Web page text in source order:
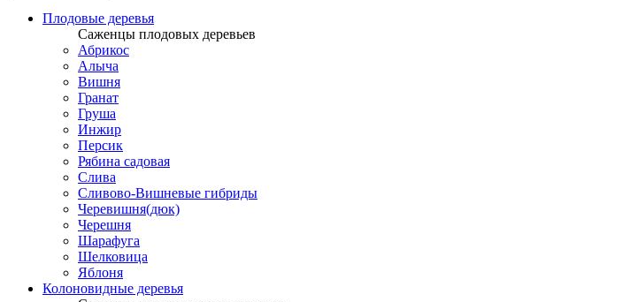
Плодовые деревья
Саженцы плодовых деревьев
Абрикос
Алыча
Вишня
Гранат
Груша
Инжир
Персик
Рябина садовая
Слива
Сливово-Вишневые гибриды
Черевишня(дюк)
Черешня
Шарафуга
Шелковица
Яблоня
Колоновидные деревья